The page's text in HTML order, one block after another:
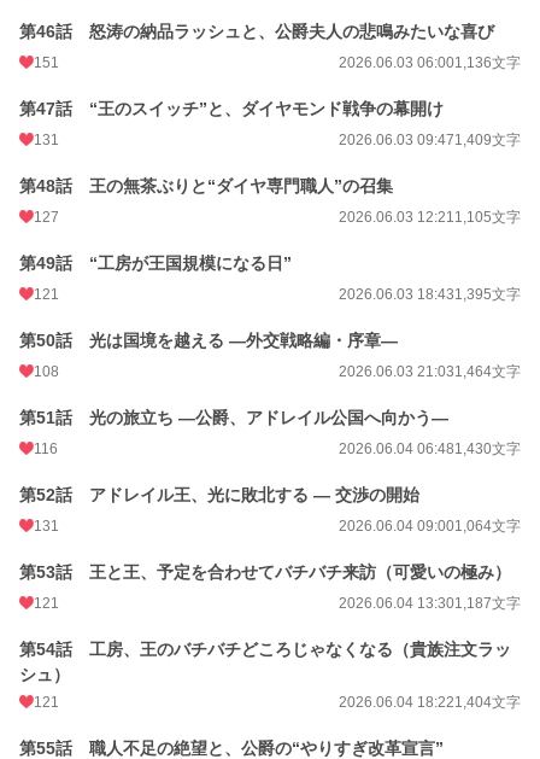
第46話 怒涛の納品ラッシュと、公爵夫人の悲鳴みたいな喜び
151 2026.06.03 06:001,136文字
第47話 “王のスイッチ”と、ダイヤモンド戦争の幕開け
131 2026.06.03 09:471,409文字
第48話 王の無茶ぶりと“ダイヤ専門職人”の召集
127 2026.06.03 12:211,105文字
第49話 “工房が王国規模になる日”
121 2026.06.03 18:431,395文字
第50話 光は国境を越える ―外交戦略編・序章―
108 2026.06.03 21:031,464文字
第51話 光の旅立ち ―公爵、アドレイル公国へ向かう―
116 2026.06.04 06:481,430文字
第52話 アドレイル王、光に敗北する ― 交渉の開始
131 2026.06.04 09:001,064文字
第53話 王と王、予定を合わせてバチバチ来訪（可愛いの極み）
121 2026.06.04 13:301,187文字
第54話 工房、王のバチバチどころじゃなくなる（貴族注文ラッ
シュ）
121 2026.06.04 18:221,404文字
第55話 職人不足の絶望と、公爵の“やりすぎ改革宣言”